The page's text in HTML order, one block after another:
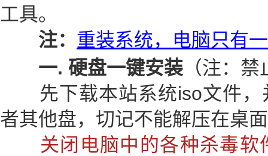
工具。
注： 重装系统，电脑只有
一. 硬盘一键安装 （注：
先下载本站系统iso文件，
者其他盘，切记不能解压在桌
关闭电脑中的各种杀毒软